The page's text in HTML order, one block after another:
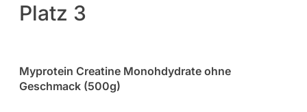
Platz 3
Myprotein Creatine Monohdydrate ohne
Geschmack (500g)